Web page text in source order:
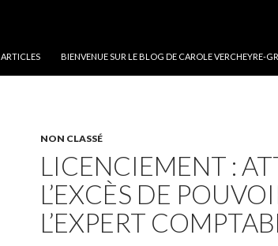
ARTICLES BIENVENUE SUR LE BLOG DE CAROLE VERCHEYRE-
NON CLASSÉ
LICENCIEMENT :
L’EXCÈS DE
L’EXPERT